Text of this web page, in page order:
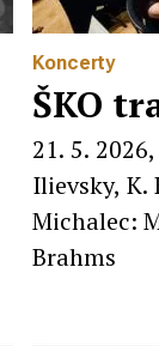
Koncerty
ŠKO
21. 5.
Ilievsky, K.
Michalec:
Brahms